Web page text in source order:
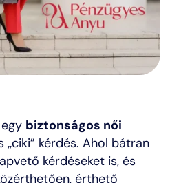
biztonságos női
„ciki” kérdés. Ahol bátran
kérdéseket is, és
érthető